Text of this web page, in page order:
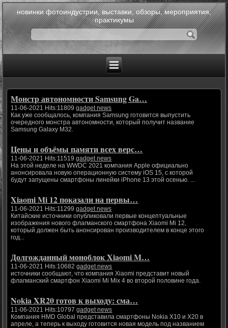
новинки фотоиндустрии, выставки, обзоры, мероприятия,
практикумы
Монстр автономности Samsung Ga…
11-06-2021 Hits:11809gadget news
Как уже сообщалось, компания Samsung готовится выпустить
очередного монстра автономности, который получит название
Samsung Galaxy M32.
Цены и объёмы памяти всех верс…
11-06-2021 Hits:11519gadget news
На этой неделе на WWDC 2021 компания Apple официально
анонсировала новую операционную систему iOS 15, с которой
будут запущены смартфоны линейки iPhone 13 этой осенью. ...
Xiaomi Mi 12 показали на первы…
11-06-2021 Hits:11299gadget news
Китайские источники опубликовали первые концептуальные
изображения нового флагманского смартфона Xiaomi Mi 12,
который должен быть анонсирован производителем в конце этого
год...
Долгожданный моноблок Xiaomi M…
11-06-2021 Hits:10682gadget news
источники сообщают, что компания Xiaomi представит новый
флагманский смартфон Xiaomi Mi Mix 4 во второй половине года.
Nokia XR20 готов к выходу: сма…
11-06-2021 Hits:10797gadget news
Компания HMD Global представила смартфоны Nokia X10 и X20 в
апреле, а теперь к выходу готовится новая модель под названием